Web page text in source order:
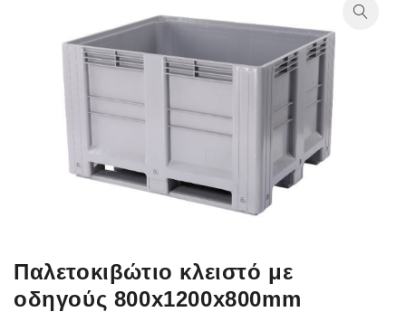
Παλετοκιβώτιο κλειστό με
οδηγούς 800x1200x800mm